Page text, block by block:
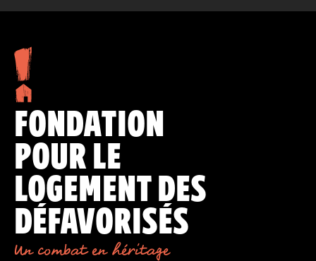
FONDATION
POUR LE
LOGEMENT DES
DÉFAVORISÉS
Un combat en héritage